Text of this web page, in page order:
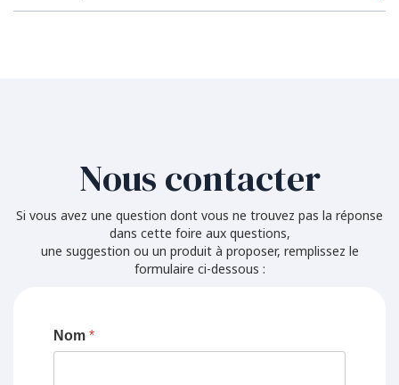
Nous contacter
Si vous avez une question dont vous ne trouvez pas la réponse
dans cette foire aux questions,
une suggestion ou un produit à proposer, remplissez le
formulaire ci-dessous :
Nom *